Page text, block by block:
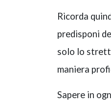
Ricorda
predisponi
solo lo
maniera
Sapere in